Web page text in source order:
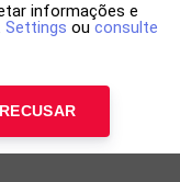
informações e
Settings ou consulte
RECUSAR